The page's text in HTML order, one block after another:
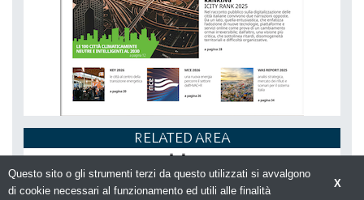
RELATED AREA
X
Questo sito o gli strumenti terzi da questo utilizzati si avvalgono
di cookie necessari al funzionamento ed utili alle finalità